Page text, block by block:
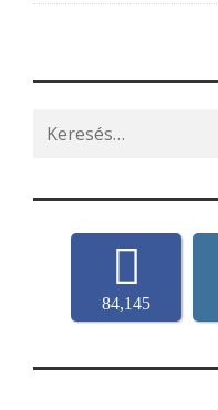
Search
for:
84,145